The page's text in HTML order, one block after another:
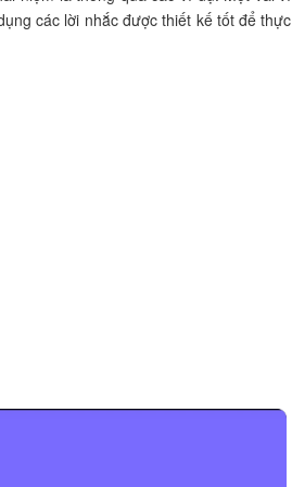
các lời nhắc được thiết kế tốt để thực